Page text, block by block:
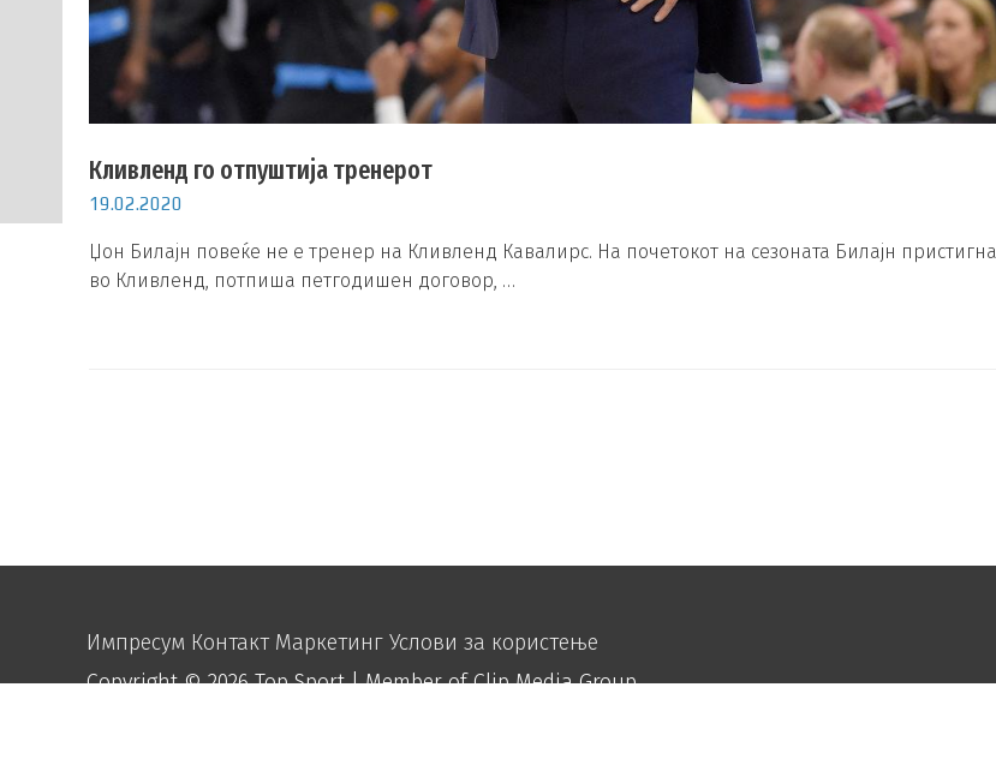
Кливленд го отпуштија тренерот
19.02.2020
Џон Билајн повеќе не е тренер на Кливленд Кавалирс. На почетокот на сезоната Билајн пристигна
во Кливленд, потпиша петгодишен договор, …
Импресум Контакт Маркетинг Услови за користење
Copyright © 2026Top Sport| Member of Clip Media Group